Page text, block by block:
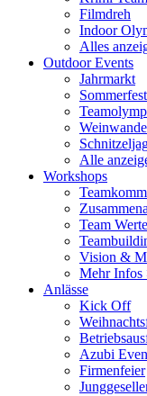
Filmdreh
Indoor
Alles
Outdoor Events
Jahrmarkt
Alle
Workshops
Team Werte
Vision &
Mehr Infos
Anlässe
Kick Off
Azubi
Firmenfeier